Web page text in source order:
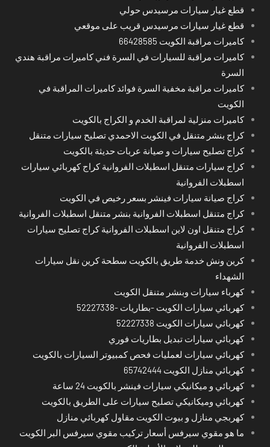
قطع غيار سيارات مرسيدس حولي
قطع غيار سيارات مرسيدس قريب على موقعي
كاميرات مراقبة الكويت 66428585
كاميرات مراقبة للسيارات في السرة فني كاميرات مراقبة هندي
السرة
كاميرات مراقبة مخفية السرة فوائد كاميرات المراقبة في
الكويت
كاميرات منزلية لمراقبة الخدم و الكراج بالكويت
كراج بنشر متنقل في الكويت الاحمدي تصليح سيارات متنقل
كراج تصليح سيارات و صيانة عربات حديثة بالكويت
كراج سيارات متنقل اسطبلات الفروانية كراج كهربائي سيارات
اسطبلات الفروانية
كراج صيانة سيارات فينشر بسعر رخيص في الكويت
كراج متنقل اسطبلات الفروانية بنشر متنقل اسطبلات الفروانية
كراج متنقل اون لاين اسطبلات الفروانية كراج تصليح سيارات
اسطبلات الفروانية
كرين ونش خدمة طريق بالكويت سطحة كرين نقل سيارات
الشهداء
كهرباء سيارات وبنشر متنقل الكويت
كهربائي سيارات الكويت -بطاريات -52227338
كهربائي سيارات الكويت 52227338
كهربائي سيارات تبديل بطاريات فوري
كهربائي سيارات لعمليات فحص كمبيوتر السيارات بالكويت
كهربائي منازل الكويت 65742444
كهربائي و ميكانيكي سيارات فينشر بالكويت 24 ساعة
كهربائي وميكانيكي تصليح سيارات على الطريق بالكويت
كهربجي منازل و بيوت الكويت مقاول كهربائي منازل
ما هو مقوي سيرفس أسعار تركيب مقوي سيرفس البر الكويت